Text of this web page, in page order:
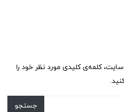
کلمه‌ی کلیدی مورد نظر خود را
جستجو